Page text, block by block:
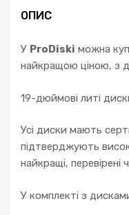
Vito
V
кількість
ОПИС
У ProDiski можна
найкращою ціною, з
19-дюймові литі
Усі диски мають
підтверджують
найкращі, перевірені
У комплекті з